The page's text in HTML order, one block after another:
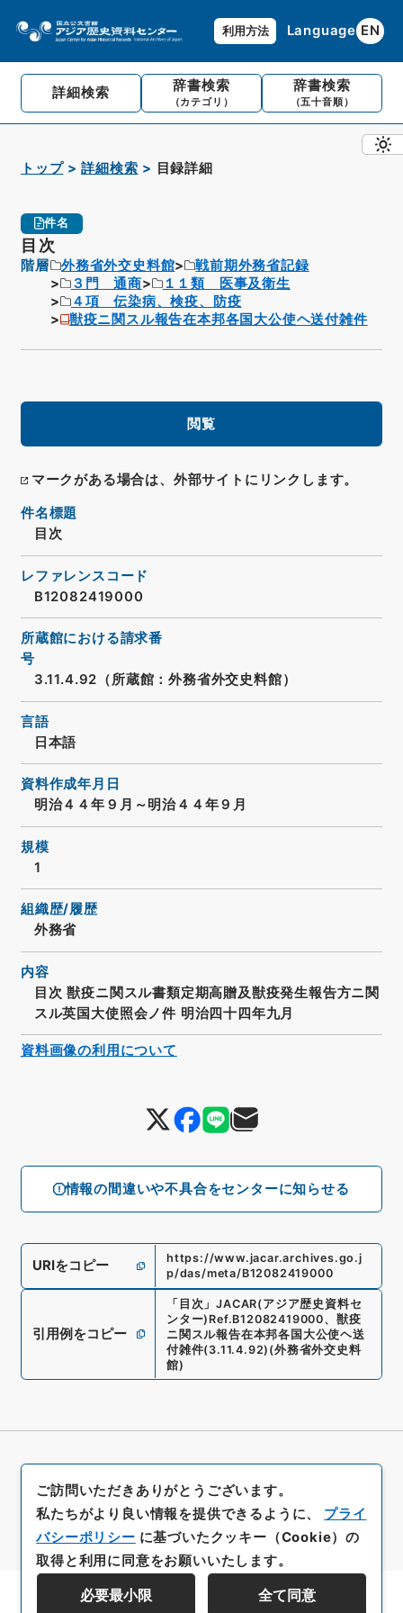
利用方法 Language EN
詳細検索 辞書検索
（カテゴリ）
辞書検索
（五十音順）
トップ 詳細検索 目録詳細
件名
目次
階層 外務省外交史料館
戦前期外務省記録
３門 通商
１１類 医事及衛生
４項 伝染病、検疫、防疫
獣疫ニ関スル報告在本邦各国大公使ヘ送付雑件
閲覧
マークがある場合は、外部サイトにリンクします。
情報の間違いや不具合をセンターに知らせる
件名標題
目次
レファレンスコード
B12082419000
所蔵館における請求番
号
3.11.4.92（所蔵館：外務省外交史料館）
言語
日本語
資料作成年月日
明治４４年９月～明治４４年９月
規模
1
組織歴/履歴
外務省
内容
目次 獣疫ニ関スル書類定期高贈及獣疫発生報告方ニ関
スル英国大使照会ノ件 明治四十四年九月
URIをコピー
https://www.jacar.archives.go.j
p/das/meta/B12082419000
引用例をコピー
「 目次 」JACAR(アジア歴史資料セ
ンター) Ref.B12082419000、 獣疫
ニ関スル報告在本邦各国大公使ヘ送
付雑件(3.11.4.92) (外務省外交史料
館)
資料画像の利用について
ご訪問いただきありがとうございます。
私たちがより良い情報を提供できるように、 プライ
バシーポリシー に基づいたクッキー（Cookie）の
取得と利用に同意をお願いいたします。
必要最小限 全て同意